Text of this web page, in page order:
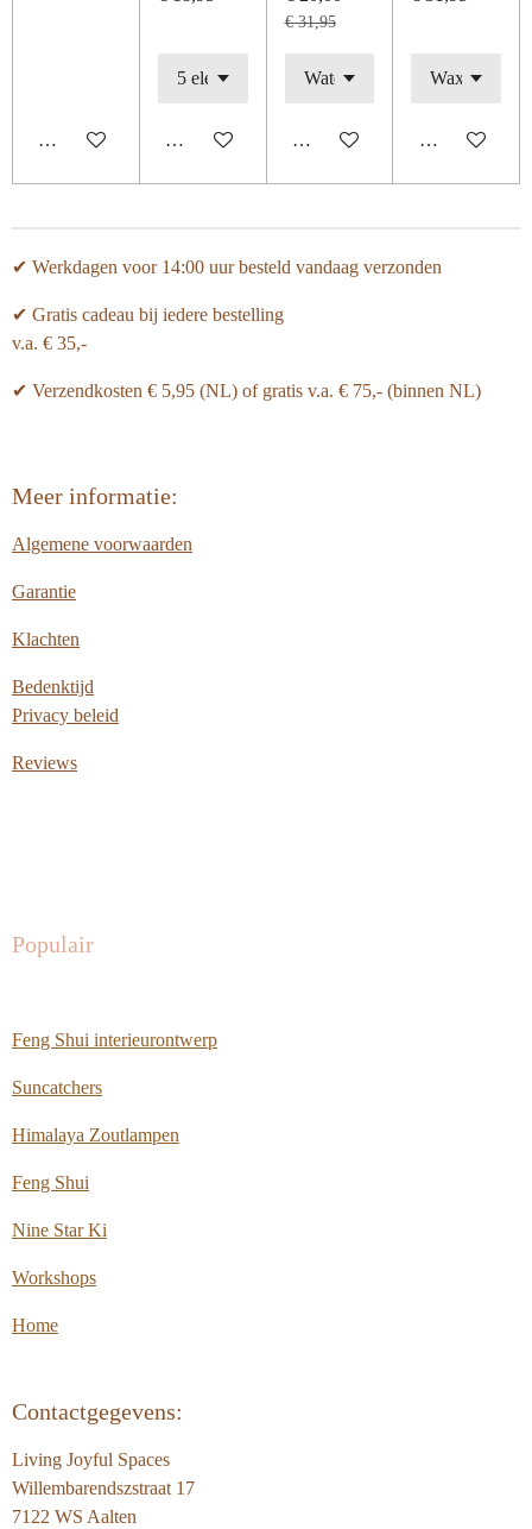
In winkelwagen In winkelwagen
€ 31,95
In winkelwagen Houd mij op
✔ Werkdagen voor 14:00 uur besteld vandaag verzonden
✔ Gratis cadeau bij iedere bestelling
v.a. € 35,-
✔ Verzendkosten € 5,95 (NL) of gratis v.a. € 75,- (binnen NL)
Meer informatie:
Algemene voorwaarden
Garantie
Klachten
Bedenktijd
Privacy beleid
Reviews
Populair
Feng Shui interieurontwerp
Suncatchers
Himalaya Zoutlampen
Feng Shui
Nine Star Ki
Workshops
Home
Contactgegevens:
Living Joyful Spaces
Willembarendszstraat 17
7122 WS Aalten